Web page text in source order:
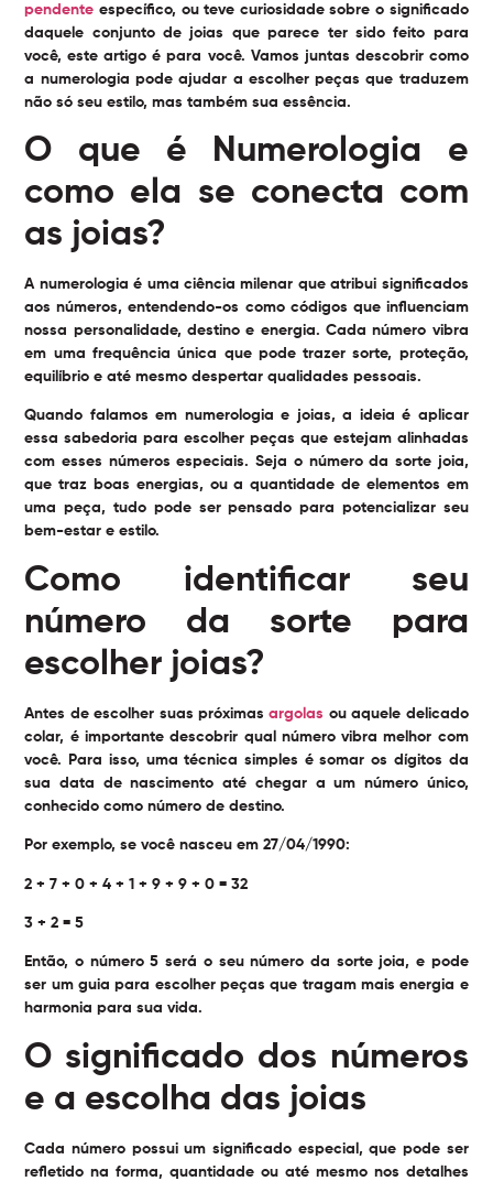
pendente específico, ou teve curiosidade sobre o significado
daquele conjunto de joias que parece ter sido feito para
você, este artigo é para você. Vamos juntas descobrir como
a numerologia pode ajudar a escolher peças que traduzem
não só seu estilo, mas também sua essência.
O que é Numerologia e
como ela se conecta com
as joias?
A numerologia é uma ciência milenar que atribui significados
aos números, entendendo-os como códigos que influenciam
nossa personalidade, destino e energia. Cada número vibra
em uma frequência única que pode trazer sorte, proteção,
equilíbrio e até mesmo despertar qualidades pessoais.
Quando falamos em numerologia e joias, a ideia é aplicar
essa sabedoria para escolher peças que estejam alinhadas
com esses números especiais. Seja o número da sorte joia,
que traz boas energias, ou a quantidade de elementos em
uma peça, tudo pode ser pensado para potencializar seu
bem-estar e estilo.
Como identificar seu
número da sorte para
escolher joias?
Antes de escolher suas próximasargolas ou aquele delicado
colar, é importante descobrir qual número vibra melhor com
você. Para isso, uma técnica simples é somar os dígitos da
sua data de nascimento até chegar a um número único,
conhecido como número de destino.
Por exemplo, se você nasceu em 27/04/1990:
2 + 7 + 0 + 4 + 1 + 9 + 9 + 0 = 32
3 + 2 = 5
Então, o número 5 será o seu número da sorte joia, e pode
ser um guia para escolher peças que tragam mais energia e
harmonia para sua vida.
O significado dos números
e a escolha das joias
Cada número possui um significado especial, que pode ser
refletido na forma, quantidade ou até mesmo nos detalhes